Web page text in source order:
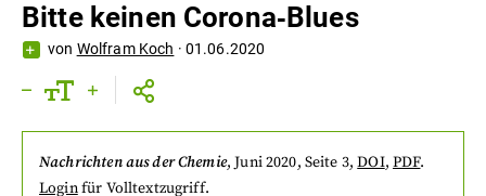
Bitte keinen Corona‐Blues
von Wolfram Koch · 01.06.2020
Nachrichten aus der Chemie,Juni 2020, Seite 3,DOI,PDF.
Loginfür Volltextzugriff.